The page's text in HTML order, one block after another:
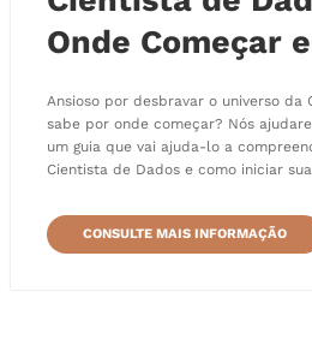
Onde Começar
Ansioso por desbravar o universo da
sabe por onde começar? Nós
um guia que vai ajuda-lo a
Cientista de Dados e como iniciar
CONSULTE MAIS INFORMAÇÃO